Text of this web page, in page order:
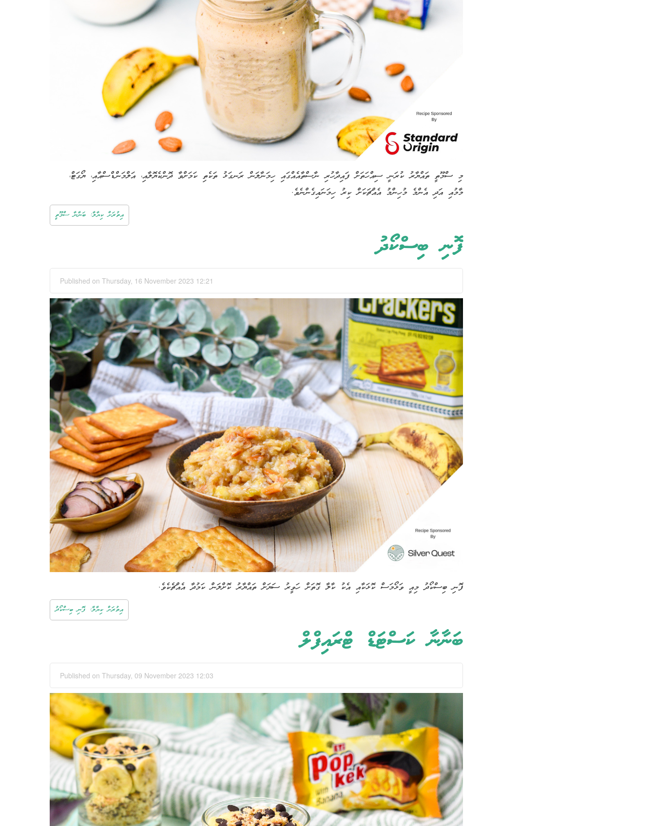
މި ސްމޫތީ ތައްޔާރު ކުރަނީ ސިއްހަތަށް ފައިދާހުރި ނާސްތާއެއްގައި ހިމަނާލަން ރަނގަޅު ތަކެތި ކަމަށްވާ ދޮންކެޔޮލާއި، އަލްމަންޑްސްއާއި، ޔޯގަޓް،
މާމުއި އަދި އެންމެ މުހިންމު އެއްޗަކަށް ކިރު ހިމަނައިގެންނެވެ.
އިތުރަށް ކިޔާލާ: ބަނާނާ ސްމޫތީ
ފޮނި ބިސްކޯދު
Published on Thursday, 16 November 2023 12:21
ފޮނި ބިސްކޯދު މިއީ ވަޅޯމަސް ކޮޅަކާއި އެކު ކާލާ ގޮތަށް ހަވީރު ސަޔަށް ތައްޔާރު ކޮށްލަން ކަމުދާ އެއްޗެކެވެ.
އިތުރަށް ކިޔާލާ: ފޮނި ބިސްކޯދު
ބަނާނާ ކަސްޓަޑް ޓްރައިފްލް
Published on Thursday, 09 November 2023 12:03